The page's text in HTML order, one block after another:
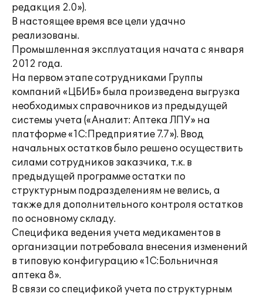
редакция 2.0»).
В настоящее время все цели удачно
реализованы.
Промышленная эксплуатация начата с января
2012 года.
На первом этапе сотрудниками Группы
компаний «ЦБИБ» была произведена выгрузка
необходимых справочников из предыдущей
системы учета («Аналит: Аптека ЛПУ» на
платформе «1С:Предприятие 7.7»). Ввод
начальных остатков было решено осуществить
силами сотрудников заказчика, т.к. в
предыдущей программе остатки по
структурным подразделениям не велись, а
также для дополнительного контроля остатков
по основному складу.
Специфика ведения учета медикаментов в
организации потребовала внесения изменений
в типовую конфигурацию «1С:Больничная
аптека 8».
В связи со спецификой учета по структурным